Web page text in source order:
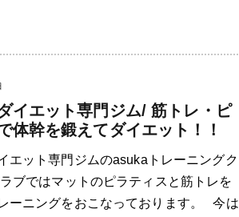
エット専門ジム/ 筋トレ・ピ
体幹を鍛えてダイエット！！
ット専門ジムのasukaトレーニングク
ブではマットのピラティスと筋トレを
ーニングをおこなっております。 今は